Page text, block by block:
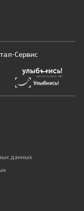
Сервис
данных